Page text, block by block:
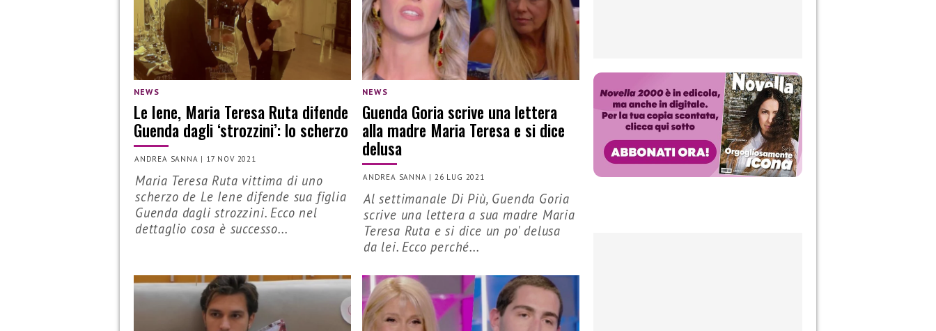
NEWS
Le Iene, Maria Teresa Ruta difende
Guenda dagli ‘strozzini’: lo scherzo
ANDREA SANNA | 17 NOV 2021
Maria Teresa Ruta vittima di uno
scherzo de Le Iene difende sua figlia
Guenda dagli strozzini. Ecco nel
dettaglio cosa è successo...
NEWS
Guenda Goria scrive una lettera
alla madre Maria Teresa e si dice
delusa
ANDREA SANNA |26 LUG 2021
Al settimanale Di Più, Guenda Goria
scrive una lettera a sua madre Maria
Teresa Ruta e si dice un po' delusa
da lei. Ecco perché...